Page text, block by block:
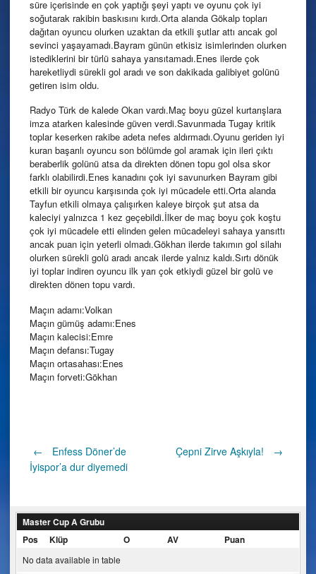
süre içerisinde en çok yaptığı şeyi yaptı ve oyunu çok iyi
soğutarak rakibin baskısını kırdı.Orta alanda Gökalp topları
dağıtan oyuncu olurken uzaktan da etkili şutlar attı ancak gol
sevinci yaşayamadı.Bayram günün etkisiz isimlerinden olurken
istediklerini bir türlü sahaya yansıtamadı.Enes ilerde çok
hareketliydi sürekli gol aradı ve son dakikada galibiyet golünü
getiren isim oldu.
Radyo Türk de kalede Okan vardı.Maç boyu güzel kurtarışlara
imza atarken kalesinde güven verdi.Savunmada Tugay kritik
toplar keserken rakibe adeta nefes aldırmadı.Oyunu geriden iyi
kuran başarılı oyuncu son bölümde gol aramak için ileri çıktı
beraberlik golünü atsa da direkten dönen topu gol olsa skor
farklı olabilirdi.Enes kanadını çok iyi savunurken Bayram gibi
etkili bir oyuncu karşısında çok iyi mücadele etti.Orta alanda
Tayfun etkili olmaya çalışırken kaleye birçok şut atsa da
kaleciyi yalnızca 1 kez geçebildi.İlker de maç boyu çok koştu
çok iyi mücadele etti elinden gelen mücadeleyi sahaya yansıttı
ancak puan için yeterli olmadı.Gökhan ilerde takımın gol silahı
olurken sürekli golü aradı ancak ilerde yalnız kaldı.Sırtı dönük
iyi toplar indiren oyuncu ilk yarı çok etkiydi güzel bir golü ve
direkten dönen topu vardı.
Maçın adamı:Volkan
Maçın gümüş adamı:Enes
Maçın kalecisi:Emre
Maçın defansı:Tugay
Maçın ortasahası:Enes
Maçın forveti:Gökhan
Post
←
Enfess Döner’de
İyispor’a dur diyemedi
Çepni Zirve Aşkıyla! →
Master Cup A Grubu
Pos
Klüp O AV Puan
No data available in table